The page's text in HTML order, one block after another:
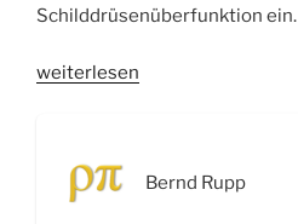
Schilddrüsenüberfunktion ein.
„WSR071
Nukleohormone
weiterlesen
Bernd Rupp